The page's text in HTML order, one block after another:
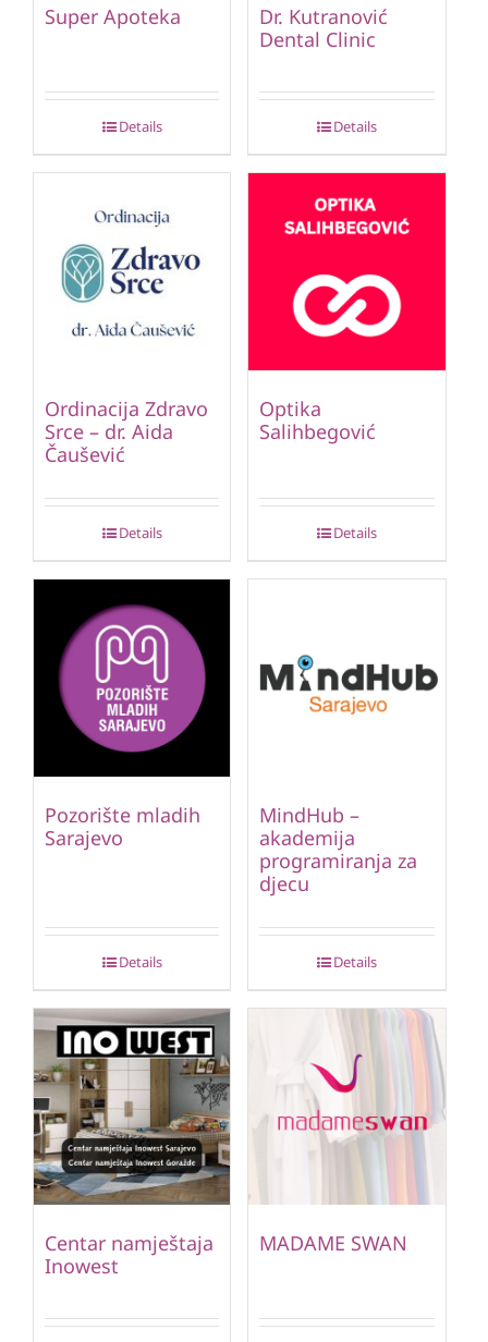
Super Apoteka
Details
Dr. Kutranović
Dental Clinic
Details
Ordinacija Zdravo
Srce – dr. Aida
Čaušević
Details
Optika
Salihbegović
Details
Pozorište mladih
Sarajevo
Details
MindHub –
akademija
programiranja za
djecu
Details
Centar namještaja
Inowest
MADAME SWAN